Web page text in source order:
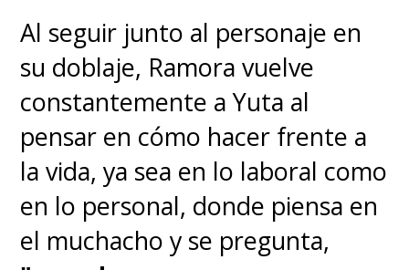
propio tanque de oxígeno para
no respirar el mismo aire de los
simples mortales. Atacar a uno
de ellos implica ser perseguido
por un Almirante, pero nada de
eso importó a "Luffy" cuando
uno de los Nobles Mundiales,
Al seguir junto al personaje en
su doblaje, Ramora vuelve
constantemente a Yuta al
pensar en cómo hacer frente a
la vida, ya sea en lo laboral como
en lo personal, donde piensa en
el muchacho y se pregunta,